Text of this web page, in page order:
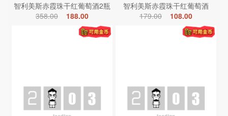
智利美斯赤霞珠干红葡萄酒2瓶
358.00
188.00
智利美斯赤霞珠干红葡萄酒
179.00
108.00